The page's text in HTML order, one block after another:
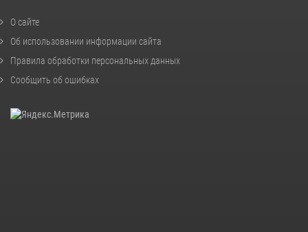
О сайте
Об использовании информации сайта
Правила обработки персональных данных
Сообщить об ошибках